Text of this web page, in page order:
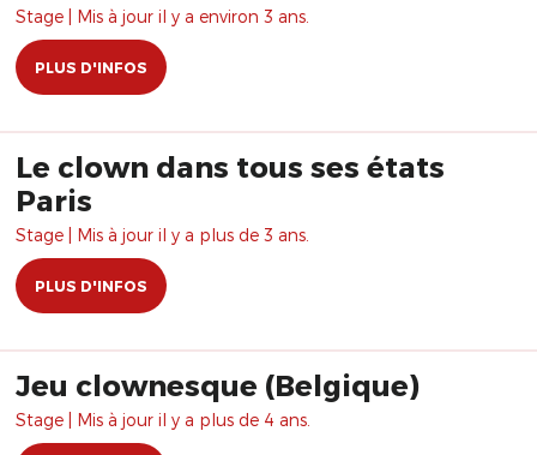
Stage | Mis à jour il y a environ 3 ans.
PLUS D'INFOS
Le clown dans tous ses états
Paris
Stage | Mis à jour il y a plus de 3 ans.
PLUS D'INFOS
Jeu clownesque (Belgique)
Stage | Mis à jour il y a plus de 4 ans.